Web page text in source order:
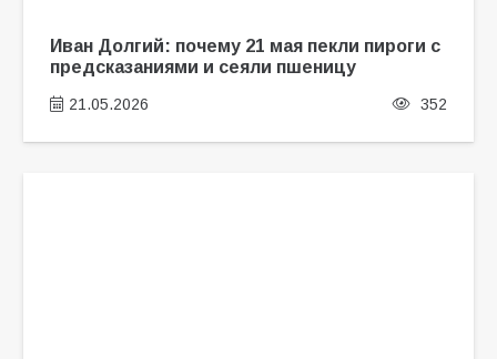
Иван Долгий: почему 21 мая пекли пироги с
предсказаниями и сеяли пшеницу
21.05.2026 352